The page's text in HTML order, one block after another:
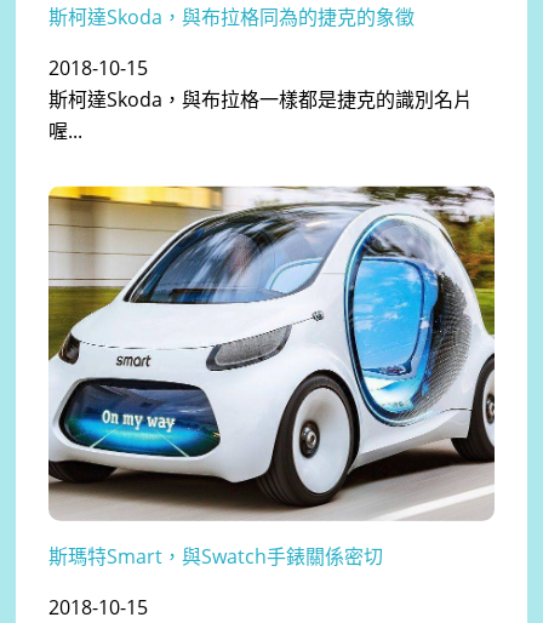
斯柯達Skoda，與布拉格同為的捷克的象徵
2018-10-15
斯柯達Skoda，與布拉格一樣都是捷克的識別名片
喔...
斯瑪特Smart，與Swatch手錶關係密切
2018-10-15